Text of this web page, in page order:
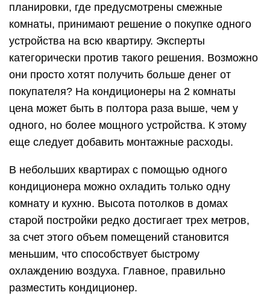
планировки, где предусмотрены смежные
комнаты, принимают решение о покупке одного
устройства на всю квартиру. Эксперты
категорически против такого решения. Возможно
они просто хотят получить больше денег от
покупателя? На кондиционеры на 2 комнаты
цена может быть в полтора раза выше, чем у
одного, но более мощного устройства. К этому
еще следует добавить монтажные расходы.
В небольших квартирах с помощью одного
кондиционера можно охладить только одну
комнату и кухню. Высота потолков в домах
старой постройки редко достигает трех метров,
за счет этого объем помещений становится
меньшим, что способствует быстрому
охлаждению воздуха. Главное, правильно
разместить кондиционер.